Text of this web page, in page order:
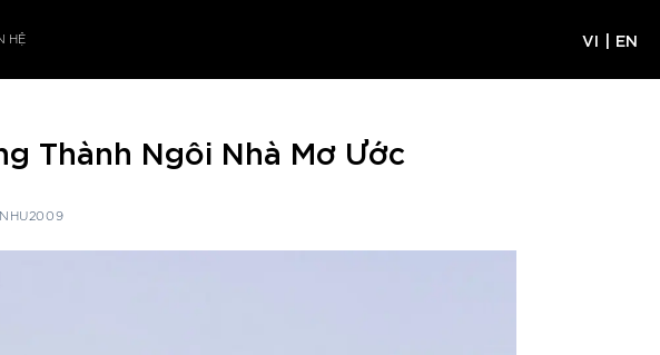
HỆ VI | EN
Thành Ngôi Nhà Mơ Ước